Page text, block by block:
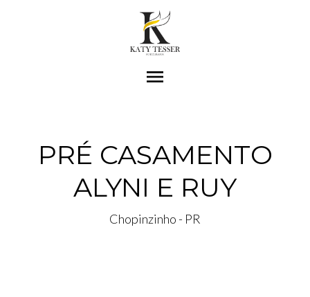
menu
PRÉ CASAMENTO
ALYNI E RUY
Chopinzinho - PR